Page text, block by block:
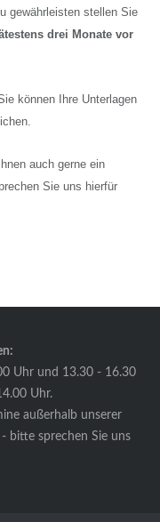
gewährleisten stellen Sie
drei Monate vor
können Ihre Unterlagen
auch gerne ein
Sie uns hierfür
Uhr und 13.30 - 16.30
Uhr.
außerhalb unserer
bitte sprechen Sie uns